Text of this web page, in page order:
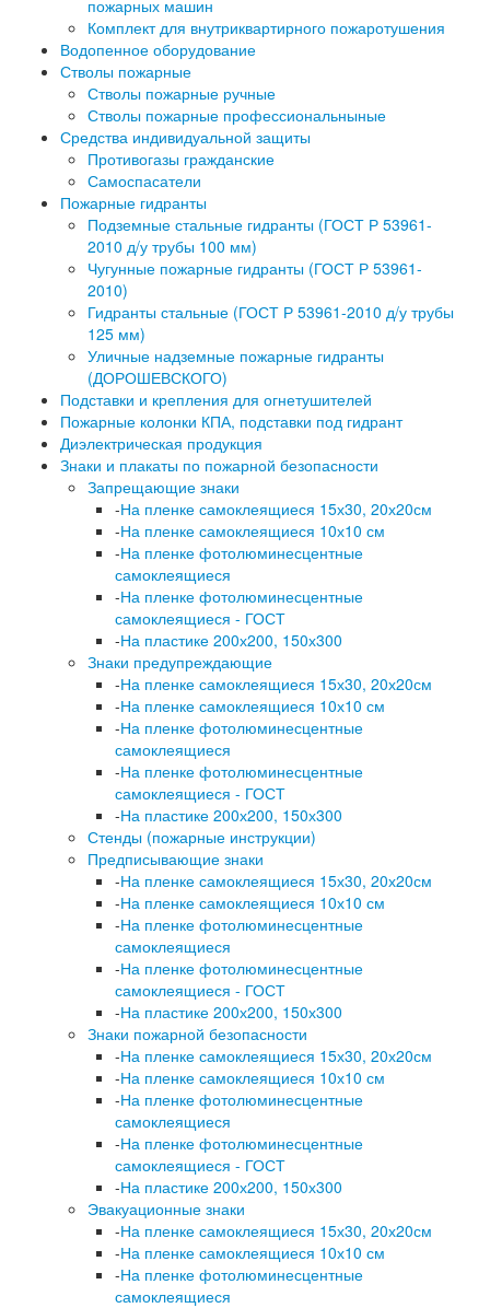
пожарных машин
Комплект для внутриквартирного пожаротушения
Водопенное оборудование
Стволы пожарные
Стволы пожарные ручные
Стволы пожарные профессиональныные
Средства индивидуальной защиты
Противогазы гражданские
Самоспасатели
Пожарные гидранты
Подземные стальные гидранты (ГОСТ Р 53961-
2010 д/у трубы 100 мм)
Чугунные пожарные гидранты (ГОСТ Р 53961-
2010)
Гидранты стальные (ГОСТ Р 53961-2010 д/у трубы
125 мм)
Уличные надземные пожарные гидранты
(ДОРОШЕВСКОГО)
Подставки и крепления для огнетушителей
Пожарные колонки КПА, подставки под гидрант
Диэлектрическая продукция
Знаки и плакаты по пожарной безопасности
Запрещающие знаки
-На пленке самоклеящиеся 15х30, 20х20см
-На пленке самоклеящиеся 10х10 см
-На пленке фотолюминесцентные
самоклеящиеся
-На пленке фотолюминесцентные
самоклеящиеся - ГОСТ
-На пластике 200х200, 150х300
Знаки предупреждающие
-На пленке самоклеящиеся 15х30, 20х20см
-На пленке самоклеящиеся 10х10 см
-На пленке фотолюминесцентные
самоклеящиеся
-На пленке фотолюминесцентные
самоклеящиеся - ГОСТ
-На пластике 200х200, 150х300
Стенды (пожарные инструкции)
Предписывающие знаки
-На пленке самоклеящиеся 15х30, 20х20см
-На пленке самоклеящиеся 10х10 см
-На пленке фотолюминесцентные
самоклеящиеся
-На пленке фотолюминесцентные
самоклеящиеся - ГОСТ
-На пластике 200х200, 150х300
Знаки пожарной безопасности
-На пленке самоклеящиеся 15х30, 20х20см
-На пленке самоклеящиеся 10х10 см
-На пленке фотолюминесцентные
самоклеящиеся
-На пленке фотолюминесцентные
самоклеящиеся - ГОСТ
-На пластике 200х200, 150х300
Эвакуационные знаки
-На пленке самоклеящиеся 15х30, 20х20см
-На пленке самоклеящиеся 10х10 см
-На пленке фотолюминесцентные
самоклеящиеся